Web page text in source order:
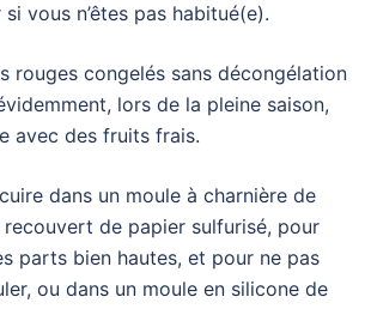
vous n’êtes pas habitué(e).
rouges congelés sans décongélation
lors de la pleine saison,
avec des fruits frais.
dans un moule à charnière de
recouvert de papier sulfurisé, pour
parts bien hautes, et pour ne pas
ou dans un moule en silicone de